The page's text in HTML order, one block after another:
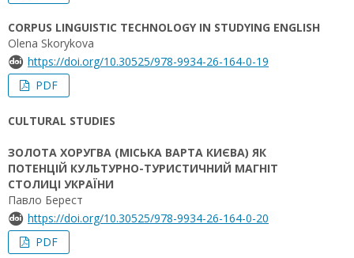
CORPUS LINGUISTIC TECHNOLOGY IN STUDYING ENGLISH
Olena Skorykova
https://doi.org/10.30525/978-9934-26-164-0-19
PDF
CULTURAL STUDIES
ЗОЛОТА ХОРУГВА (МІСЬКА ВАРТА КИЄВА) ЯК
ПОТЕНЦІЙ КУЛЬТУРНО-ТУРИСТИЧНИЙ МАГНІТ
СТОЛИЦІ УКРАЇНИ
Павло Берест
https://doi.org/10.30525/978-9934-26-164-0-20
PDF